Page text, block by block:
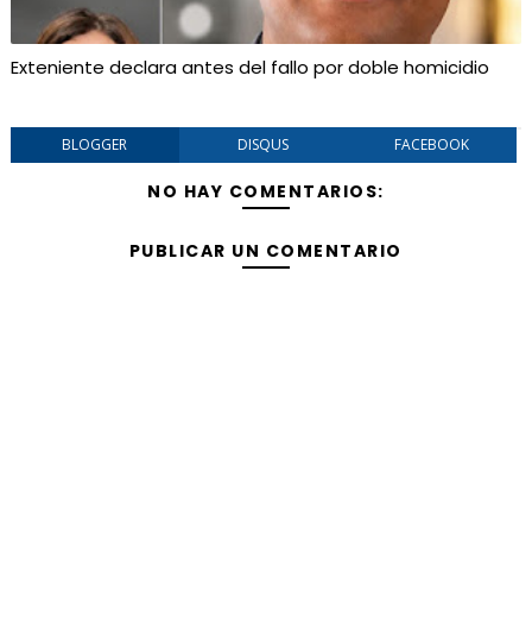
Exteniente declara antes del fallo por doble homicidio
BLOGGER DISQUS FACEBOOK
NO HAY COMENTARIOS:
PUBLICAR UN COMENTARIO